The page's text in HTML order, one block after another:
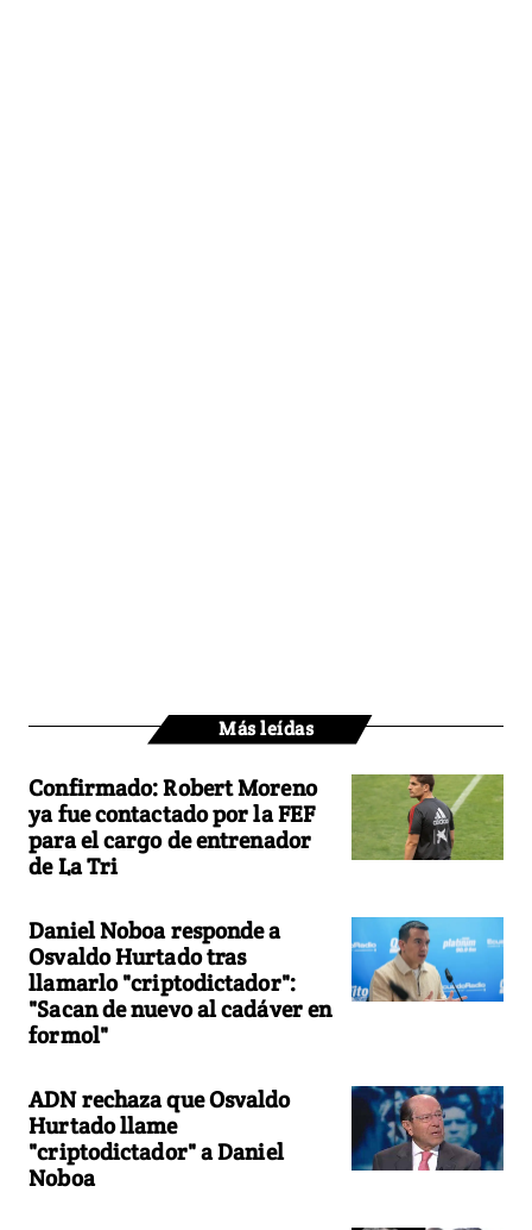
Más leídas
Confirmado: Robert Moreno
ya fue contactado por la FEF
para el cargo de entrenador
de La Tri
Daniel Noboa responde a
Osvaldo Hurtado tras
llamarlo "criptodictador":
"Sacan de nuevo al cadáver en
formol"
ADN rechaza que Osvaldo
Hurtado llame
"criptodictador" a Daniel
Noboa